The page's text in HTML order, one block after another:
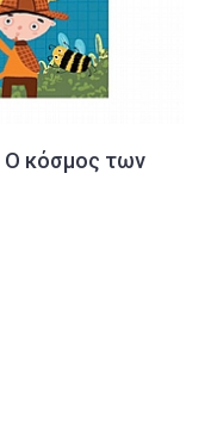
Ο κόσμος των